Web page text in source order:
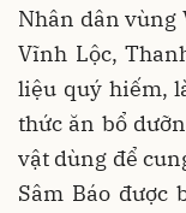
Nhân dân vùng
Vĩnh Lộc,
liệu quý hiếm,
thức ăn bổ
vật dùng để
Sâm Báo được